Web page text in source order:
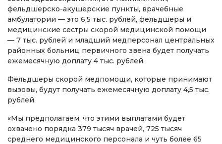
фельдшерско-акушерские пункты, врачебные
амбулатории — это 6,5 тыс. рублей, фельдшеры и
медицинские сестры скорой медицинской помощи
— 7 тыс. рублей и младший медперсонал центральных
районных больниц первичного звена будет получать
ежемесячную доплату 4 тыс. рублей.
Фельдшеры скорой медпомощи, которые принимают
вызовы, будут получать ежемесячную доплату 4,5 тыс.
рублей.
«Мы предполагаем, что этими выплатами будет
охвачено порядка 379 тысяч врачей, 725 тысяч
среднего медицинского персонала и чуть более 65